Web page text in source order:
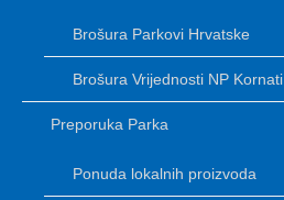
Brošura Parkovi Hrvatske
Brošura Vrijednosti NP Kornati
Preporuka Parka
Ponuda lokalnih proizvoda